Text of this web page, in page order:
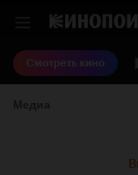
Смотреть кино